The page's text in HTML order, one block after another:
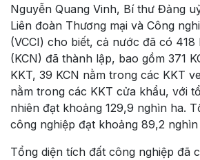
Nguyễn Quang Vinh, Bí thư Đảng
Liên đoàn Thương mại và Công
(VCCI) cho biết, cả nước đã có
(KCN) đã thành lập, bao gồm 371
KKT, 39 KCN nằm trong các KKT
nằm trong các KKT cửa khẩu, với
nhiên đạt khoảng 129,9 nghìn ha.
công nghiệp đạt khoảng 89,2 nghìn
Tổng diện tích đất công nghiệp đã